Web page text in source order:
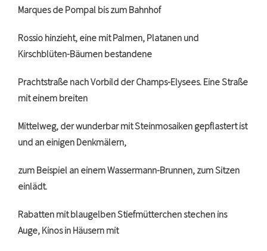
Marques de Pompal bis zum Bahnhof
Rossio hinzieht, eine mit Palmen, Platanen und
Kirschblüten-Bäumen bestandene
Prachtstraße nach Vorbild der Champs-Elysees. Eine Straße
mit einem breiten
Mittelweg, der wunderbar mit Steinmosaiken gepflastert ist
und an einigen Denkmälern,
zum Beispiel an einem Wassermann-Brunnen, zum Sitzen
einlädt.
Rabatten mit blaugelben Stiefmütterchen stechen ins
Auge, Kinos in Häusern mit